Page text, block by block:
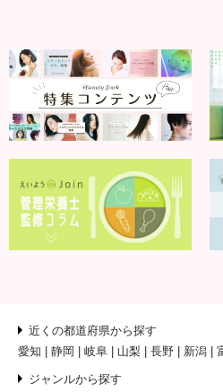
近くの都道府県から探す
愛知
静岡 岐阜 山梨 長野 新潟
ジャンルから探す